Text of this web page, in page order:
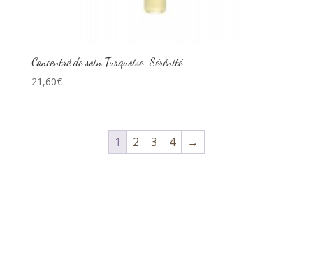
Concentré de soin Turquoise-Sérénité
21,60€
1 2 3 4 →